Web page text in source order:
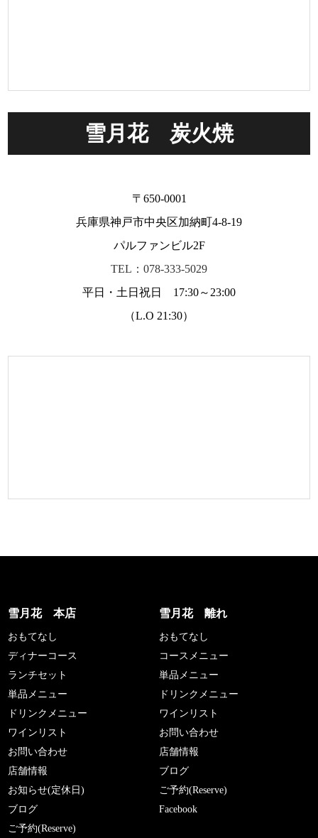
雪月花 炭火焼
〒650-0001
兵庫県神戸市中央区加納町4-8-19
パルファンビル2F
TEL：078-333-5029
平日・土日祝日 17:30～23:00
（L.O 21:30）
雪月花 本店
おもてなし
ディナーコース
ランチセット
単品メニュー
ドリンクメニュー
ワインリスト
お問い合わせ
店舗情報
お知らせ(定休日)
ブログ
ご予約(Reserve)
雪月花 離れ
おもてなし
コースメニュー
単品メニュー
ドリンクメニュー
ワインリスト
お問い合わせ
店舗情報
ブログ
ご予約(Reserve)
Facebook